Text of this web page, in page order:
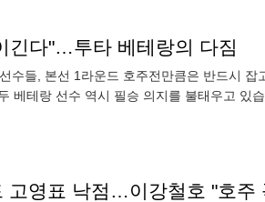
긴다"…투타 베테랑의 다짐
수들, 본선 1라운드 호주전만큼은 반드시
베테랑 선수 역시 필승 의지를 불태우고 있
고영표 낙점…이강철호 "호주